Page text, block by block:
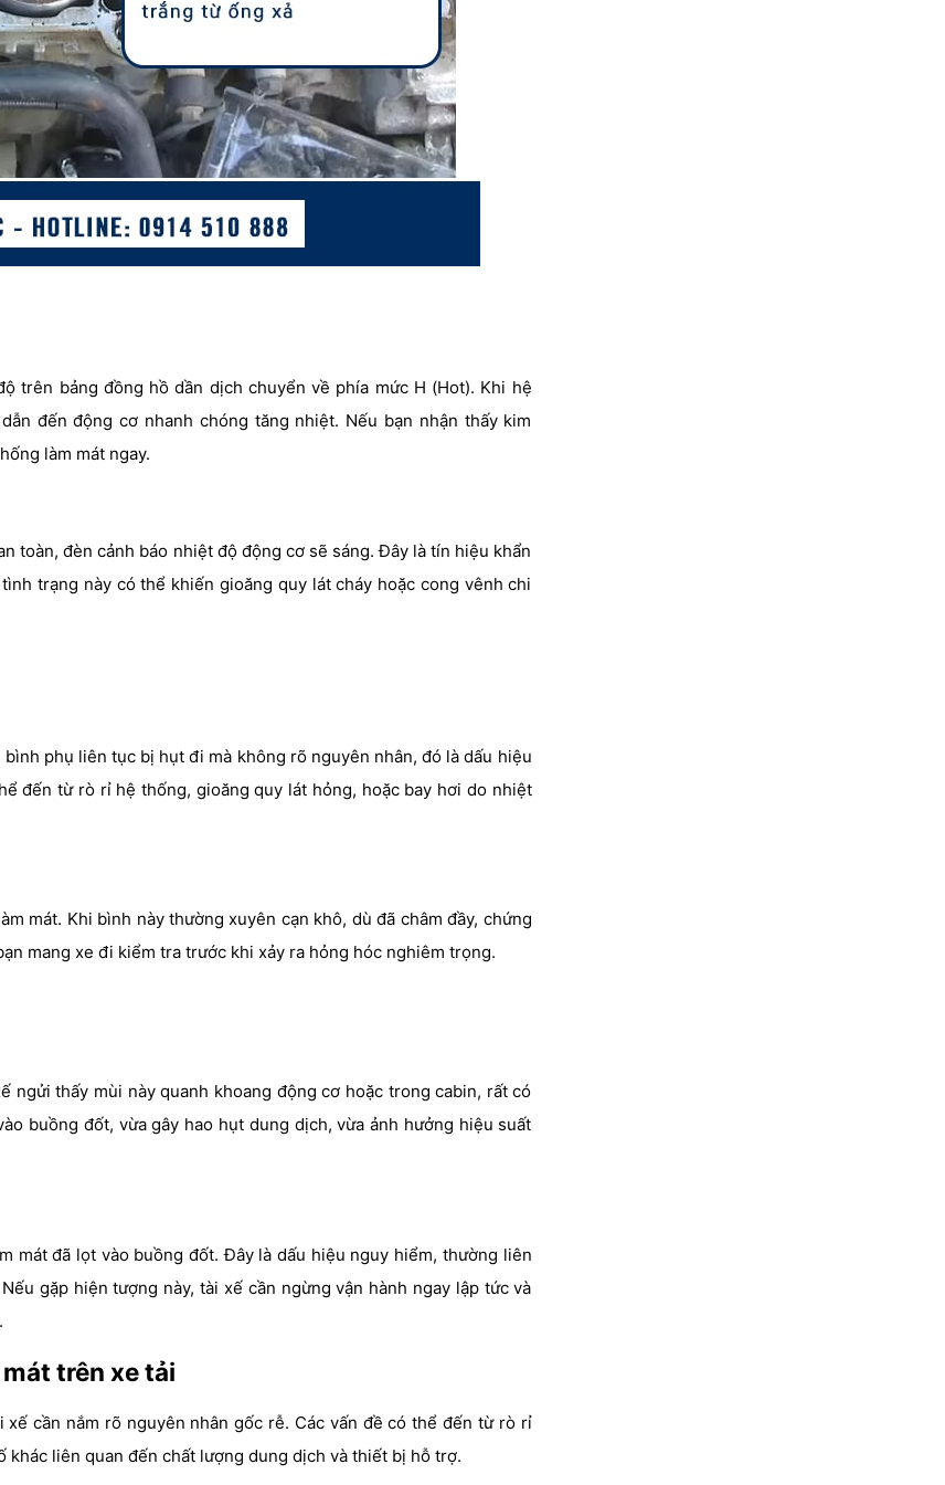
trên bảng đồng hồ dần dịch chuyển về phía mức H (Hot). Khi hệ
đến động cơ nhanh chóng tăng nhiệt. Nếu bạn nhận thấy kim
làm mát ngay.
toàn, đèn cảnh báo nhiệt độ động cơ sẽ sáng. Đây là tín hiệu khẩn
trạng này có thể khiến gioăng quy lát cháy hoặc cong vênh chi
phụ liên tục bị hụt đi mà không rõ nguyên nhân, đó là dấu hiệu
đến từ rò rỉ hệ thống, gioăng quy lát hỏng, hoặc bay hơi do nhiệt
mát. Khi bình này thường xuyên cạn khô, dù đã châm đầy, chứng
mang xe đi kiểm tra trước khi xảy ra hỏng hóc nghiêm trọng.
ngửi thấy mùi này quanh khoang động cơ hoặc trong cabin, rất có
buồng đốt, vừa gây hao hụt dung dịch, vừa ảnh hưởng hiệu suất
mát đã lọt vào buồng đốt. Đây là dấu hiệu nguy hiểm, thường liên
gặp hiện tượng này, tài xế cần ngừng vận hành ngay lập tức và
trên xe tải
xế cần nắm rõ nguyên nhân gốc rễ. Các vấn đề có thể đến từ rò rỉ
liên quan đến chất lượng dung dịch và thiết bị hỗ trợ.